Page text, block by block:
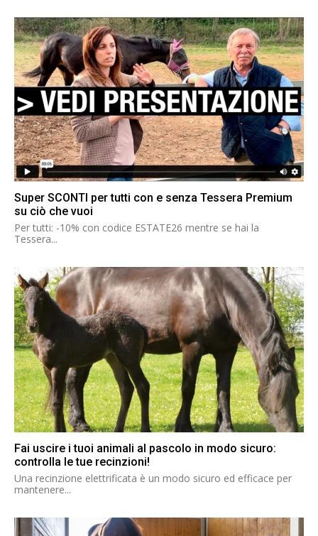
Super SCONTI per tutti con e senza Tessera Premium
su ciò che vuoi
Per tutti: -10% con codice ESTATE26 mentre se hai la
Tessera...
Fai uscire i tuoi animali al pascolo in modo sicuro:
controlla le tue recinzioni!
Una recinzione elettrificata è un modo sicuro ed efficace per
mantenere...